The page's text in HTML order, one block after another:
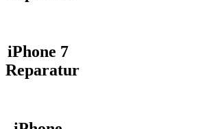
iPhone 7
Reparatur